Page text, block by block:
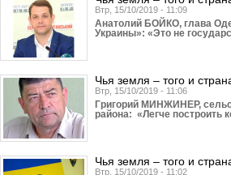
Втр, 15/10/2019 - 11:09
Анатолий БОЙКО, глава
Украины»: «Это не
Чья земля – того и
Втр, 15/10/2019 - 11:06
Григорий МИНЖИНЕР,
района: «Легче построить
Чья земля – того и
Втр, 15/10/2019 - 11:02